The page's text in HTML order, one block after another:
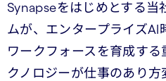
Synapseをはじめとする当
ムが、エンタープライズAI
ワークフォースを育成す
クノロジーが仕事のあり